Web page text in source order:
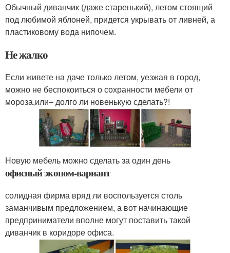
Обычный диванчик (даже старенький), летом стоящий
под любимой яблоней, придется укрывать от ливней, а
пластиковому вода нипочем.
Не жалко
Если живете на даче только летом, уезжая в город,
можно не беспокоиться о сохранности мебели от
мороза,или– долго ли новенькую сделать?!
Новую мебель можно сделать за один день
офисный эконом-вариант
солидная фирма вряд ли воспользуется столь
заманчивым предложением, а вот начинающие
предприниматели вполне могут поставить такой
диванчик в коридоре офиса.